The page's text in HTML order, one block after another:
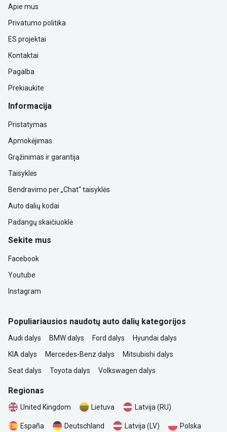
Apie mus
Privatumo politika
ES projektai
Kontaktai
Pagalba
Prekiaukite
Informacija
Pristatymas
Apmokėjimas
Grąžinimas ir garantija
Taisyklės
Bendravimo per „Chat“ taisyklės
Auto dalių kodai
Padangų skaičiuoklė
Sekite mus
Facebook
Youtube
Instagram
Populiariausios naudotų auto dalių kategorijos
Audi dalys BMW dalys Ford dalys
Hyundai dalys
KIA dalys
Mercedes-Benz dalys
Mitsubishi dalys
Seat dalys
Toyota dalys Volkswagen dalys
Regionas
United Kingdom Lietuva Latvija (RU)
España Deutschland Latvija (LV) Polska